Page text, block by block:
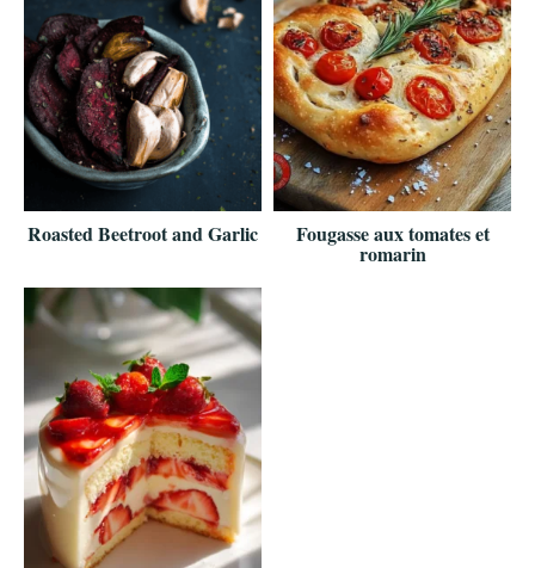
Roasted Beetroot and Garlic Fougasse aux tomates et
romarin